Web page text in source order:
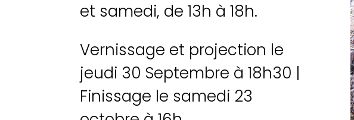
et samedi, de 13h à 18h.
Vernissage et projection le
jeudi 30 Septembre à 18h30 |
Finissage le samedi 23